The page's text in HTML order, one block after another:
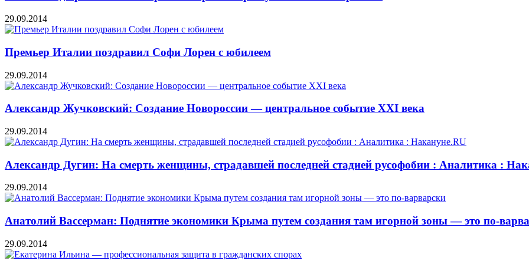
29.09.2014
Премьер Италии поздравил Софи Лорен с юбилеем
29.09.2014
Александр Жучковский: Создание Новороссии — центральное событие XXI века
29.09.2014
Александр Дугин: На смерть женщины, страдавшей последней стадией русофобии : Аналитика :
29.09.2014
Анатолий Вассерман: Поднятие экономики Крыма путем создания там игорной зоны — это по-
29.09.2014